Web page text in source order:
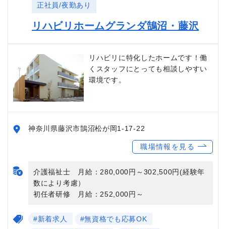
正社員/夜勤あり
リハビリホームグランダ鵠沼・藤沢
リハビリに特化したホームです！働
くスタッフにとっても相談しやすい
環境です。
神奈川県藤沢市鵠沼松が岡1-17-22
職場情報を見る
介護福祉士 月給：280,000円～302,500円(経験年
数により考慮）
初任者研修 月給：252,000円～
#新着求人
#無資格でも応募OK